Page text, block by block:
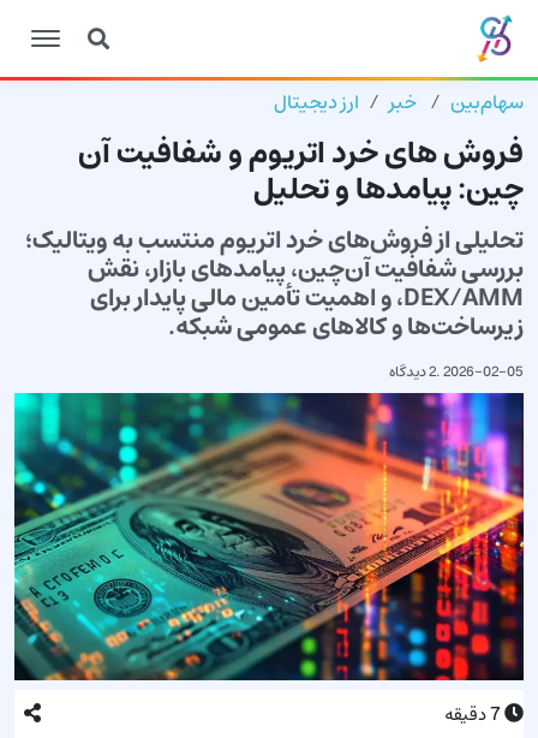
سهام‌بین خبر ارز دیجیتال
فروش های خرد اتریوم و شفافیت آن
چین: پیامدها و تحلیل
تحلیلی از فروش‌های خرد اتریوم منتسب به ویتالیک؛
بررسی شفافیت آن‌چین، پیامدهای بازار، نقش
DEX/AMM، و اهمیت تأمین مالی پایدار برای
زیرساخت‌ها و کالاهای عمومی شبکه.
2026-02-05
.2 دیدگاه
7دقیقه